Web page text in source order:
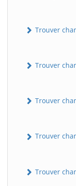
Trouver
Trouver
Trouver
Trouver
Trouver